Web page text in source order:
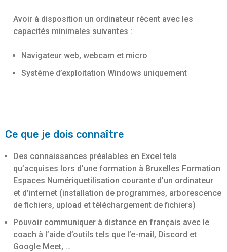
Avoir à disposition un ordinateur récent avec les
capacités minimales suivantes :
Navigateur web, webcam et micro
Système d’exploitation Windows uniquement
Ce que je dois connaître
Des connaissances préalables en Excel tels
qu’acquises lors d’une formation à Bruxelles Formation
Espaces Numériquetilisation courante d’un ordinateur
et d’internet (installation de programmes, arborescence
de fichiers, upload et téléchargement de fichiers)
Pouvoir communiquer à distance en français avec le
coach à l’aide d’outils tels que l’e-mail, Discord et
Google Meet, …